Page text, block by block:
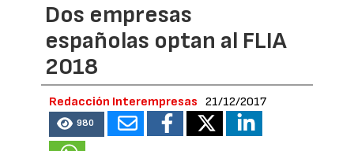
Dos empresas
españolas optan al FLIA
2018
Redacción Interempresas 21/12/2017
980